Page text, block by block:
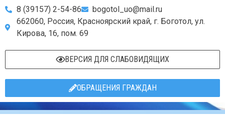
8 (39157) 2-54-86
bogotol_uo@mail.ru
662060, Россия, Красноярский край, г. Боготол, ул.
Кирова, 16, пом. 69
ВЕРСИЯ ДЛЯ СЛАБОВИДЯЩИХ
ОБРАЩЕНИЯ ГРАЖДАН